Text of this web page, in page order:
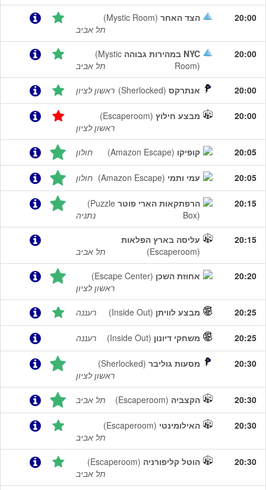
20:00 הצד האחר (Mystic Room)
תל אביב
20:00 NYC במהירות גבוהה
(Mystic
Room)
תל אביב
20:00 אנתרקס (Sherlocked) ראשון לציון
20:00 מבצע חילוץ (Escaperoom)
ראשון לציון
20:05 קופיקו (Amazon Escape) חולון
20:05 עמי ותמי (Amazon Escape) חולון
20:15 הרפתקאות הארי פוטר (Puzzle
Box)
נתניה
20:15
עליסה בארץ הפלאות
(Escaperoom)
תל אביב
20:20 אחוזת השכן (Escape Center)
ראשון לציון
20:25 מבצע לוויתן (Inside Out) רעננה
20:25 משחקי דיונון (Inside Out) רעננה
20:30 מסעות גוליבר (Sherlocked)
ראשון לציון
20:30 הקצביה (Escaperoom) תל אביב
20:30 האילומינטי (Escaperoom)
תל אביב
20:30 הוטל קליפורניה (Escaperoom)
תל אביב